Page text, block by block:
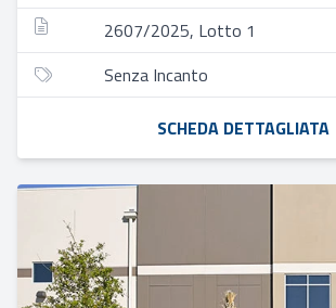
2607/2025, Lotto 1
Senza Incanto
SCHEDA DETTAGLIATA